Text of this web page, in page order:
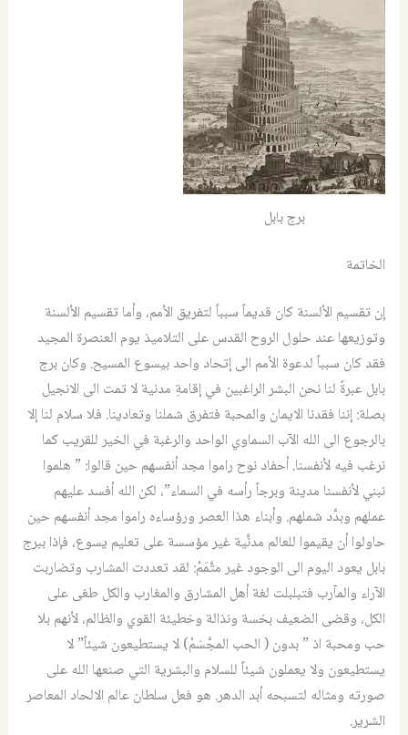
برج بابل
الخاتمة
إن تقسيم الألسنة كان قديماً سبباً لتفريق الأمم، وأما تقسيم الألسنة
وتوزيعها عند حلول الروح القدس على التلاميذ يوم العنصرة المجيد
فقد كان سبباً لدعوة الأمم الى إتحاد واحد بيسوع المسيح. وكان برج
بابل عبرةً لنا نحن البشر الراغبين في إقامةِ مدنية لا تمت الى الانجيل
بصلة: إننا فقدنا الايمان والمحبة فتفرق شملنا وتعادينا. فلا سلام لنا إلا
بالرجوع الى الله الآب السماوي الواحد والرغبة في الخير للقريب كما
نرغب فيه لأنفسنا. أحفاد نوح راموا مجد أنفسهم حين قالوا: ” هلموا
نبني لأنفسنا مدينة وبرجاً رأسه في السماء”، لكن الله أفسد عليهم
عملهم وبدَّد شملهم. وأبناء هذا العصر ورؤساءه راموا مجد أنفسهم حين
حاولوا أن يقيموا للعالم مدنَّية غير مؤسسة على تعليم يسوع، فإذا ببرج
بابل يعود اليوم الى الوجود غير متَّمَمْ: لقد تعددت المشارب وتضاربت
الآراء والمآرب فتبلبلت لغة أهل المشارق والمغارب والكل طغى على
الكل، وقضى الضعيف بخسة ونذالة وخطيئة القوي والظالم، لأنهم بلا
حب ومحبة اذ ” بدون ( الحب المجَّسَمْ) لا يستطيعون شيئاً” لا
يستطيعون ولا يعملون شيئاً للسلام والبشرية التي صنعها الله على
صورته ومثاله لتسبحه أبد الدهر. هو فعل سلطان عالم الالحاد المعاصر
الشرير.